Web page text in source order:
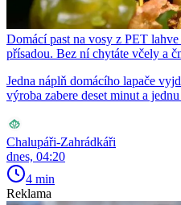
Domácí past na vosy z PET
přísadou. Bez ní chytáte včely a
Jedna náplň domácího lapače
výroba zabere deset minut a
Chalupáři-Zahrádkáři
dnes, 04:20
4 min
Reklama